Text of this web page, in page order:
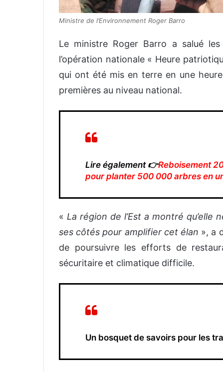
Ministre de l’Environnement Roger Barro
Le ministre Roger Barro a salué
l’opération nationale « Heure
qui ont été mis en terre en une
premières au niveau national.
Lire également 👉Reboisement
pour planter 500 000 arbres en
« La région de l’Est a montré qu’elle
ses côtés pour amplifier cet élan », a
de poursuivre les efforts de
sécuritaire et climatique difficile.
Un bosquet de savoirs pour les